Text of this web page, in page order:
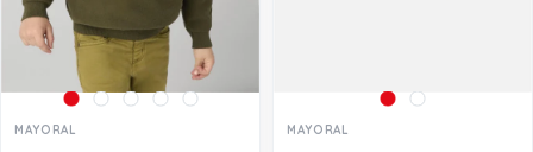
MAYORAL MAYORAL